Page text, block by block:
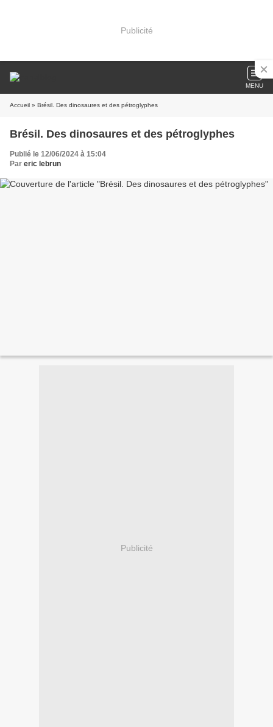
Publicité
MENU
Accueil » Brésil. Des dinosaures et des pétroglyphes
Brésil. Des dinosaures et des pétroglyphes
Publié le 12/06/2024 à 15:04
Par eric lebrun
Publicité